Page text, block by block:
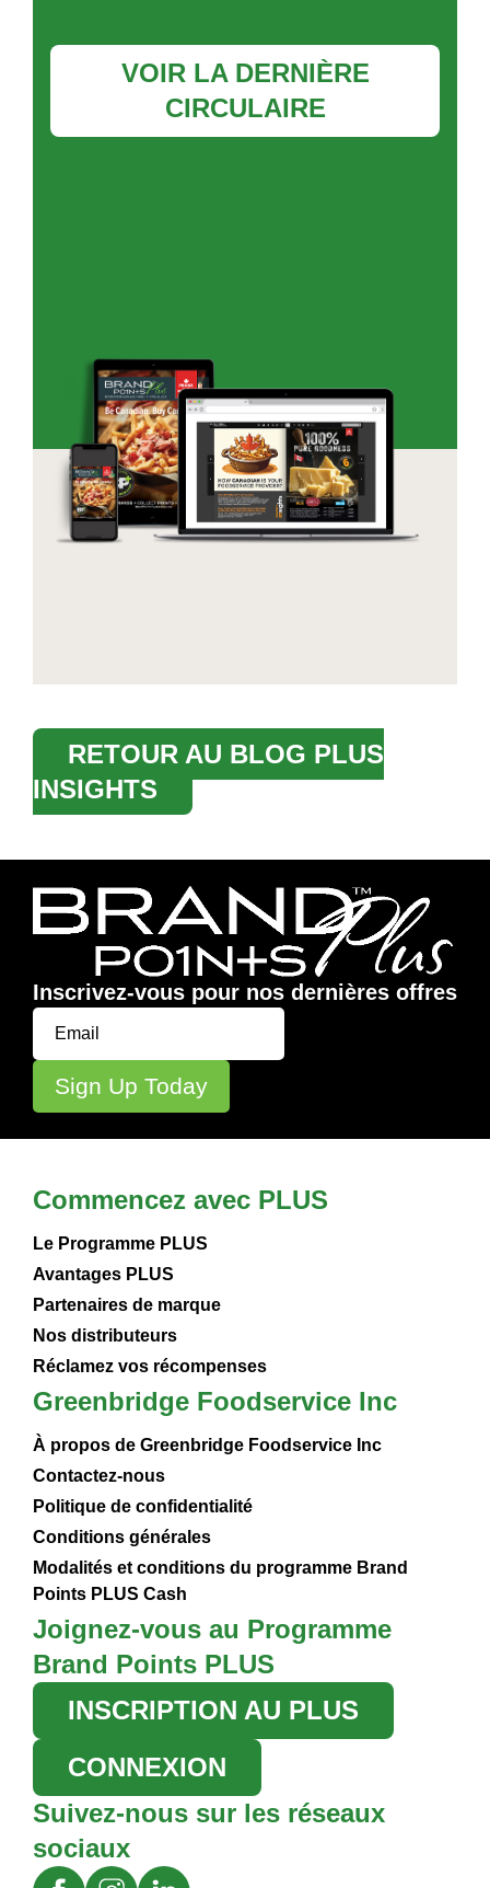
VOIR LA DERNIÈRE
CIRCULAIRE
RETOUR AU BLOG PLUS
INSIGHTS
Inscrivez-vous pour nos dernières offres
Commencez avec PLUS
Le Programme PLUS
Avantages PLUS
Partenaires de marque
Nos distributeurs
Réclamez vos récompenses
Greenbridge Foodservice Inc
À propos de Greenbridge Foodservice Inc
Contactez-nous
Politique de confidentialité
Conditions générales
Modalités et conditions du programme Brand
Points PLUS Cash
Joignez-vous au Programme
Brand Points PLUS
INSCRIPTION AU PLUS
CONNEXION
Suivez-nous sur les réseaux
sociaux